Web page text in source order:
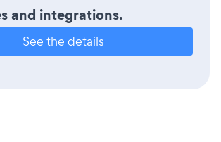
and integrations.
See the details